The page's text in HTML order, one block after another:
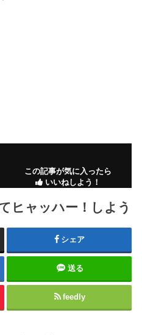
この記事が気に入ったら
いいねしよう！
ヒャッハー！しよう
シェア
送る
feedly